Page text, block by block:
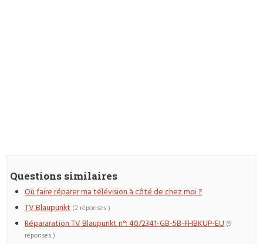
Questions similaires
Où faire réparer ma télévision à côté de chez moi ?
TV Blaupunkt (2 réponses )
Répararation TV Blaupunkt n°: 40/2341-GB-5B-FHBKUP-EU (9
réponses )